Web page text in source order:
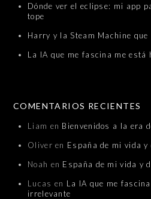
Dónde ver el eclipse: mi app
tope
Harry y la Steam Machine que
La IA que me fascina me está
COMENTARIOS RECIENTES
Liam en Bienvenidos a la era
Oliver en España de mi vida y
Noah en España de mi vida y
Lucas en La IA que me
irrelevante